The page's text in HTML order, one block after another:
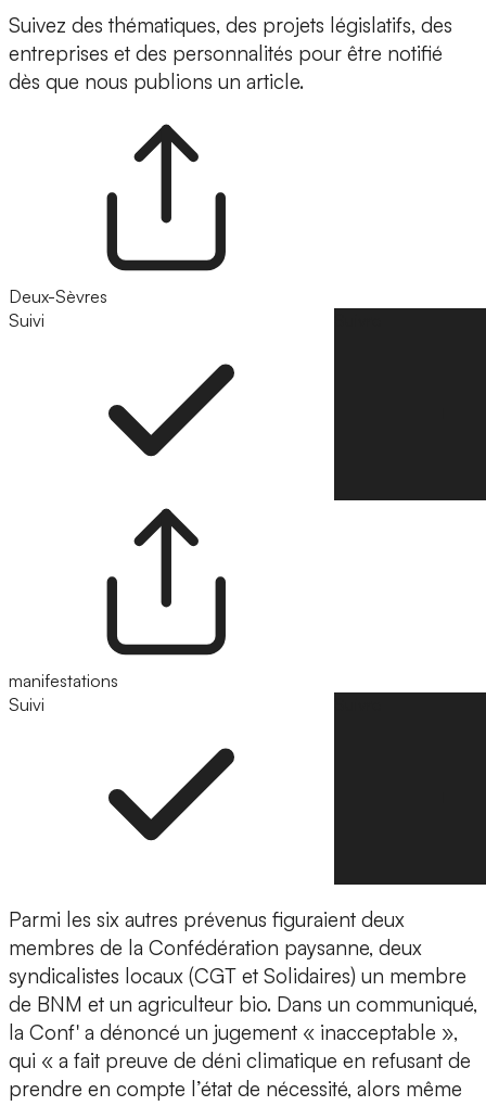
Suivez des thématiques, des projets législatifs, des
entreprises et des personnalités pour être notifié
dès que nous publions un article.
Deux-Sèvres
Suivi
manifestations
Suivi
Parmi les six autres prévenus figuraient deux
membres de la Confédération paysanne, deux
syndicalistes locaux (CGT et Solidaires) un membre
de BNM et un agriculteur bio. Dans un communiqué,
la Conf' a dénoncé un jugement « inacceptable »,
qui « a fait preuve de déni climatique en refusant de
prendre en compte l’état de nécessité, alors même